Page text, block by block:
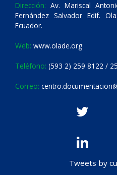
Dirección: Av. Mariscal
Fernández Salvador Edif.
Ecuador.
Web: www.olade.org
Teléfono: (593 2) 259 8122 /
Correo:
Tweets by